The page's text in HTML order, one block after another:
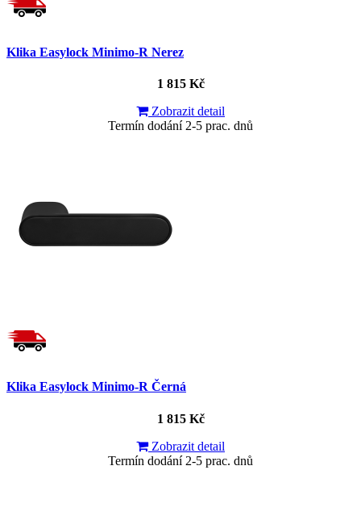
Klika Easylock Minimo-R Nerez
1 815 Kč
Zobrazit detail
Termín dodání 2-5 prac. dnů
Klika Easylock Minimo-R Černá
1 815 Kč
Zobrazit detail
Termín dodání 2-5 prac. dnů